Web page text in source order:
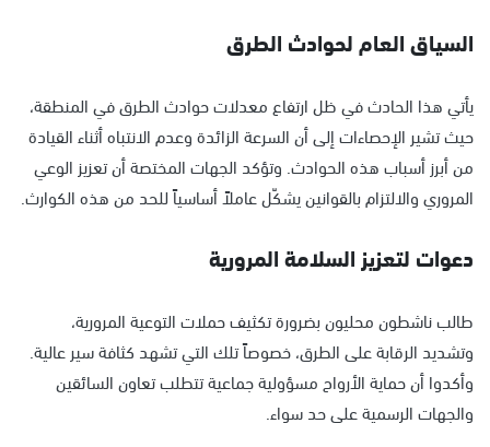
السياق العام لحوادث الطرق
يأتي هذا الحادث في ظل ارتفاع معدلات حوادث الطرق في المنطقة،
حيث تشير الإحصاءات إلى أن السرعة الزائدة وعدم الانتباه أثناء القيادة
من أبرز أسباب هذه الحوادث. وتؤكد الجهات المختصة أن تعزيز الوعي
المروري والالتزام بالقوانين يشكّل عاملاً أساسياً للحد من هذه الكوارث.
دعوات لتعزيز السلامة المرورية
طالب ناشطون محليون بضرورة تكثيف حملات التوعية المرورية،
وتشديد الرقابة على الطرق، خصوصاً تلك التي تشهد كثافة سير عالية.
وأكدوا أن حماية الأرواح مسؤولية جماعية تتطلب تعاون السائقين
والجهات الرسمية على حد سواء.